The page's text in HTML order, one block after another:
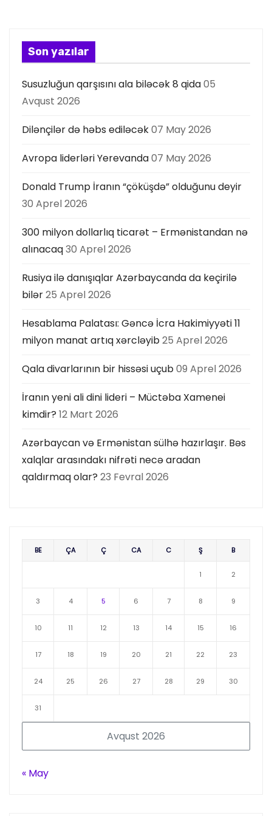
a
ı
Son yazılar
Susuzluğun qarşısını ala biləcək 8 qida05
Avqust 2026
Dilənçilər də həbs ediləcək07 May 2026
Avropa liderləri Yerevanda07 May 2026
Donald Trump İranın “çöküşdə” olduğunu deyir
30 Aprel 2026
300 milyon dollarlıq ticarət – Ermənistandan nə
alınacaq30 Aprel 2026
Rusiya ilə danışıqlar Azərbaycanda da keçirilə
bilər25 Aprel 2026
Hesablama Palatası: Gəncə İcra Hakimiyyəti 11
milyon manat artıq xərcləyib25 Aprel 2026
Qala divarlarının bir hissəsi uçub09 Aprel 2026
İranın yeni ali dini lideri – Müctəba Xamenei
kimdir? 12 Mart 2026
Azərbaycan və Ermənistan sülhə hazırlaşır. Bəs
xalqlar arasındakı nifrəti necə aradan
qaldırmaq olar? 23 Fevral 2026
Avqust 2026
BE ÇA Ç CA C Ş B
1 2
3 4 5 6 7 8 9
10 11 12 13 14 15 16
17 18 19 20 21 22 23
24 25 26 27 28 29 30
31
« May